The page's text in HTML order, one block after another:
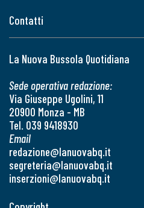
Contatti
La Nuova Bussola Quotidiana
Sede operativa redazione:
Via Giuseppe Ugolini, 11
20900 Monza - MB
Tel. 039 9418930
Email
redazione@lanuovabq.it
segreteria@lanuovabq.it
inserzioni@lanuovabq.it